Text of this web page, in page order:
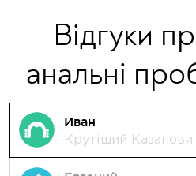
Відгуки
анальні
Иван
Крутіший Казанови